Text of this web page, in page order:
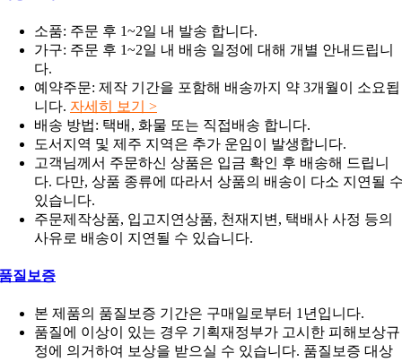
소품: 주문 후 1~2일 내 발송 합니다.
가구: 주문 후 1~2일 내 배송 일정에 대해 개별 안내드립니
다.
예약주문: 제작 기간을 포함해 배송까지 약 3개월이 소요됩
니다. 자세히 보기 >
배송 방법: 택배, 화물 또는 직접배송 합니다.
도서지역 및 제주 지역은 추가 운임이 발생합니다.
고객님께서 주문하신 상품은 입금 확인 후 배송해 드립니
다. 다만, 상품 종류에 따라서 상품의 배송이 다소 지연될
있습니다.
주문제작상품, 입고지연상품, 천재지변, 택배사 사정 등의
사유로 배송이 지연될 수 있습니다.
질보증
본 제품의 품질보증 기간은 구매일로부터 1년입니다.
품질에 이상이 있는 경우 기획재정부가 고시한 피해보상규
정에 의거하여 보상을 받으실 수 있습니다. 품질보증 대상